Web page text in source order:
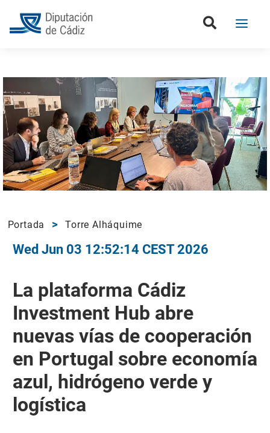
Portada Torre Alháquime
Wed Jun 03 12:52:14 CEST 2026
La plataforma Cádiz
Investment Hub abre
nuevas vías de cooperación
en Portugal sobre economía
azul, hidrógeno verde y
logística